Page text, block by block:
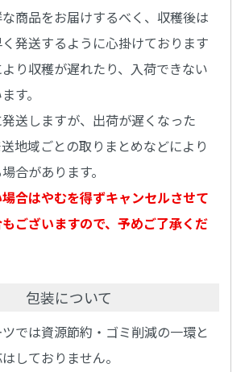
商品をお届けするべく、収穫後は
発送するように心掛けております
り収穫が遅れたり、入荷できない
す。
送しますが、出荷が遅くなった
地域ごとの取りまとめなどにより
合があります。
合はやむを得ずキャンセルさせて
ございますので、予めご了承くだ
包装について
では資源節約・ゴミ削減の一環と
しておりません。